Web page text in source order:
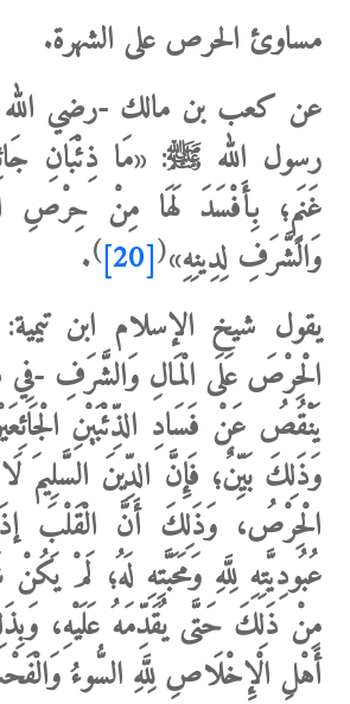
مساوئ الحرص على الشهرة.
عن كعب بن مالك -رضي الله
رسول الله ﷺ: «مَا ذِئْبَانِ
غَنَمٍ؛ بِأَفْسَدَ لَهَا مِنْ حِرْصِ
وَالشَّرَفِ لِدِينِهِ»(
[20]
)
.
يقول شيخ الإسلام ابن تيمية:
الْحِرْصَ عَلَى الْمَالِ وَالشَّرَفِ -فِي
يَنْقُصُ عَنْ فَسَادِ الذِّئْبَيْنِ
وَذَلِكَ بَيِّنٌ؛ فَإِنَّ الدِّينَ السَّلِيمَ
الْحِرْصُ، وَذَلِكَ أَنَّ الْقَلْبَ
عُبُودِيَّتِهِ لِلَّهِ وَمَحَبَّتِهِ لَهُ؛ لَمْ
مِنْ ذَلِكَ حَتَّى يُقَدِّمَهُ عَلَيْهِ،
أَهْلِ الْإِخْلَاصِ لِلَّهِ السُّوءُ